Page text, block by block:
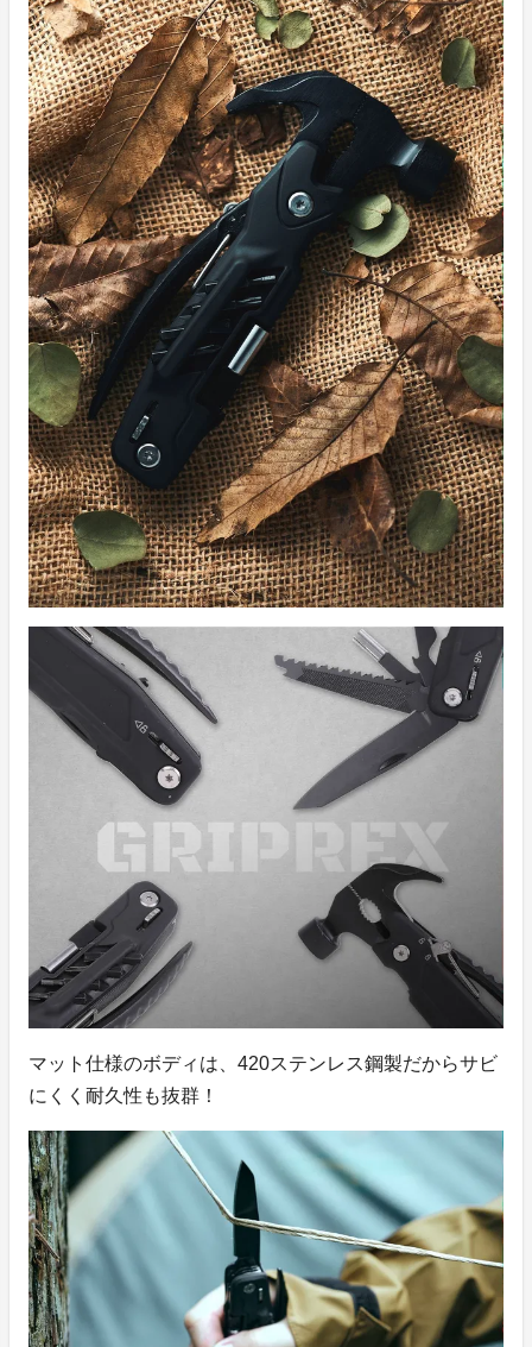
マット仕様のボディは、420ステンレス鋼製だからサビ
にくく耐久性も抜群！